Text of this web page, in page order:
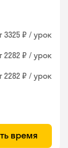
3325 ₽ / урок
2282 ₽ / урок
2282 ₽ / урок
время